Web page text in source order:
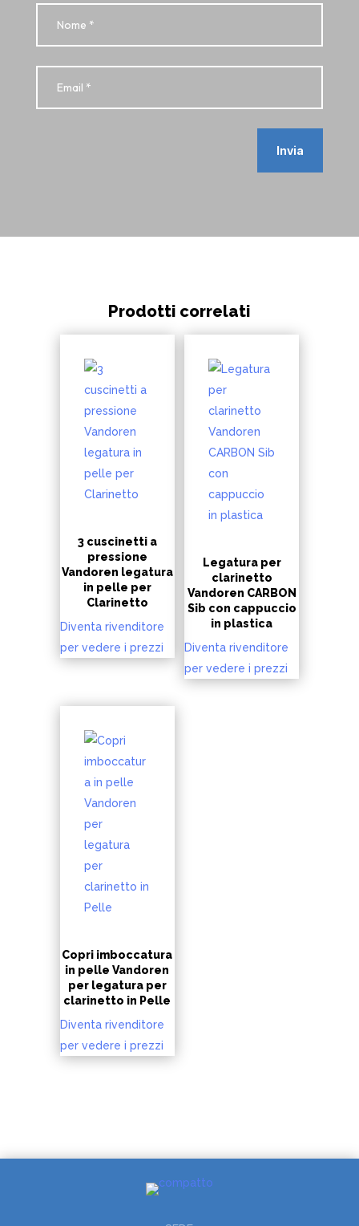
Invia
Prodotti correlati
3 cuscinetti a
pressione
Vandoren legatura
in pelle per
Clarinetto
Diventa rivenditore
per vedere i prezzi
Legatura per
clarinetto
Vandoren CARBON
Sib con cappuccio
in plastica
Diventa rivenditore
per vedere i prezzi
Copri imboccatura
in pelle Vandoren
per legatura per
clarinetto in Pelle
Diventa rivenditore
per vedere i prezzi